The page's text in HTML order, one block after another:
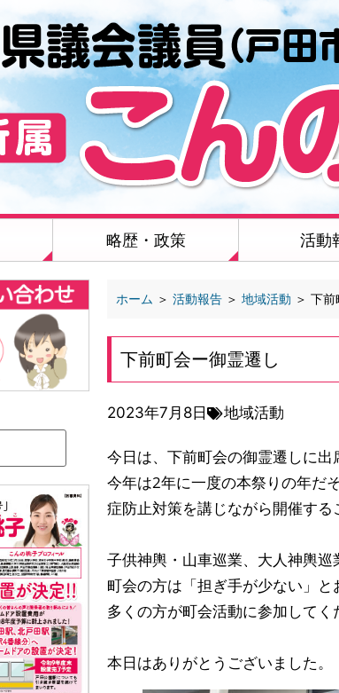
略歴・政策 活動
ホーム ＞ 活動報告 ＞ 地域活動 ＞ 下前
下前町会ー御霊遷し
2023年7月8日 地域活動
今日は、下前町会の御霊遷しに出
今年は2年に一度の本祭りの年だ
症防止対策を講じながら開催する
子供神輿・山車巡業、大人神輿巡
町会の方は「担ぎ手が少ない」と
多くの方が町会活動に参加してく
本日はありがとうございました。